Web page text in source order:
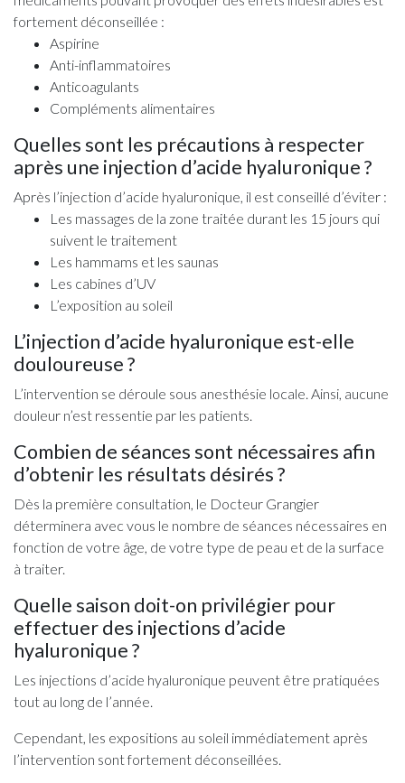
fortement déconseillée :
Aspirine
Anti-inflammatoires
Anticoagulants
Compléments alimentaires
Quelles sont les précautions à respecter
après une injection d’acide hyaluronique ?
Après l’injection d’acide hyaluronique, il est conseillé d’éviter :
Les massages de la zone traitée durant les 15 jours qui
suivent le traitement
Les hammams et les saunas
Les cabines d’UV
L’exposition au soleil
L’injection d’acide hyaluronique est-elle
douloureuse ?
L’intervention se déroule sous anesthésie locale. Ainsi, aucune
douleur n’est ressentie par les patients.
Combien de séances sont nécessaires afin
d’obtenir les résultats désirés ?
Dès la première consultation, le Docteur Grangier
déterminera avec vous le nombre de séances nécessaires en
fonction de votre âge, de votre type de peau et de la surface
à traiter.
Quelle saison doit-on privilégier pour
effectuer des injections d’acide
hyaluronique ?
Les injections d’acide hyaluronique peuvent être pratiquées
tout au long de l’année.
Cependant, les expositions au soleil immédiatement après
l’intervention sont fortement déconseillées.